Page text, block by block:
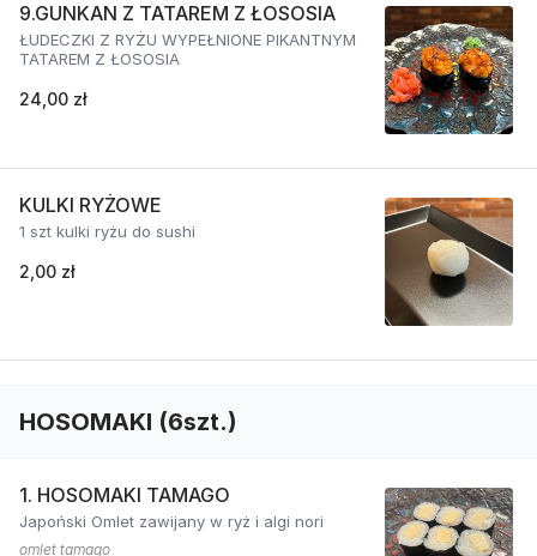
9.GUNKAN Z TATAREM Z ŁOSOSIA
ŁUDECZKI Z RYŻU WYPEŁNIONE PIKANTNYM
TATAREM Z ŁOSOSIA
24,00 zł
KULKI RYŻOWE
1 szt kulki ryżu do sushi
2,00 zł
HOSOMAKI (6szt.)
1. HOSOMAKI TAMAGO
Japoński Omlet zawijany w ryż i algi nori
omlet tamago